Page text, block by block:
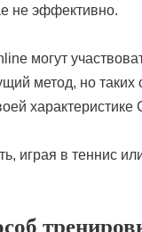
не эффективно.
могут
метод, но таких
характеристике
играя в теннис